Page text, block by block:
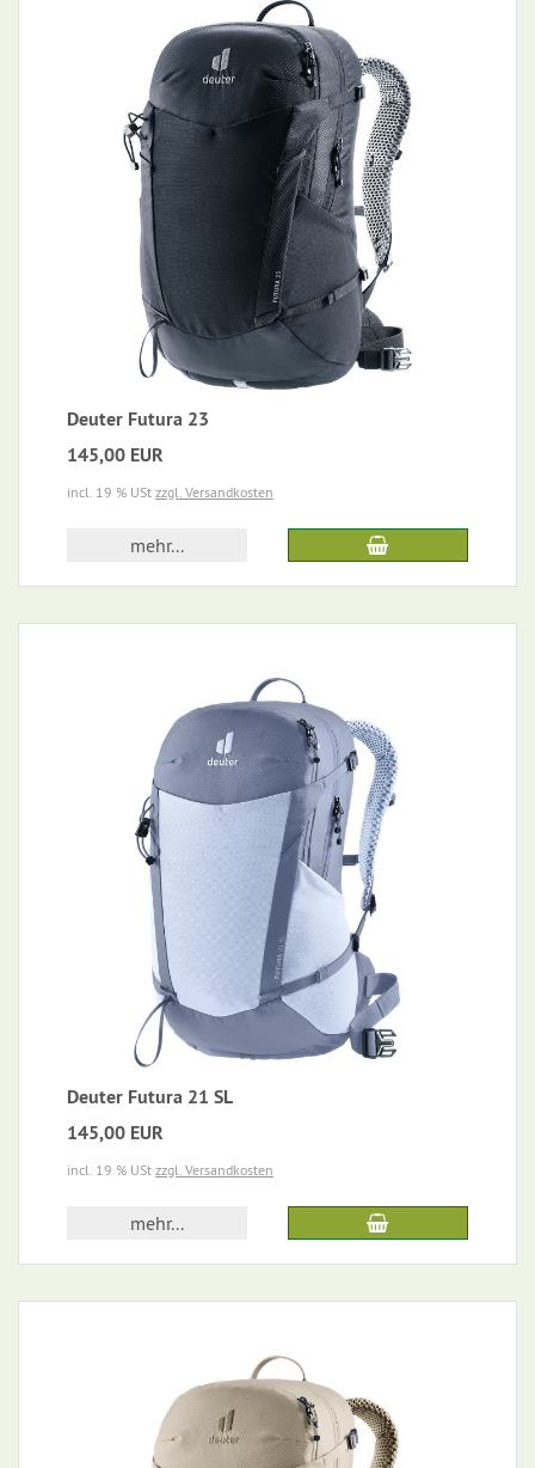
Deuter Futura 23
145,00 EUR
incl. 19 % USt zzgl. Versandkosten
mehr...
Deuter Futura 21 SL
145,00 EUR
incl. 19 % USt zzgl. Versandkosten
mehr...